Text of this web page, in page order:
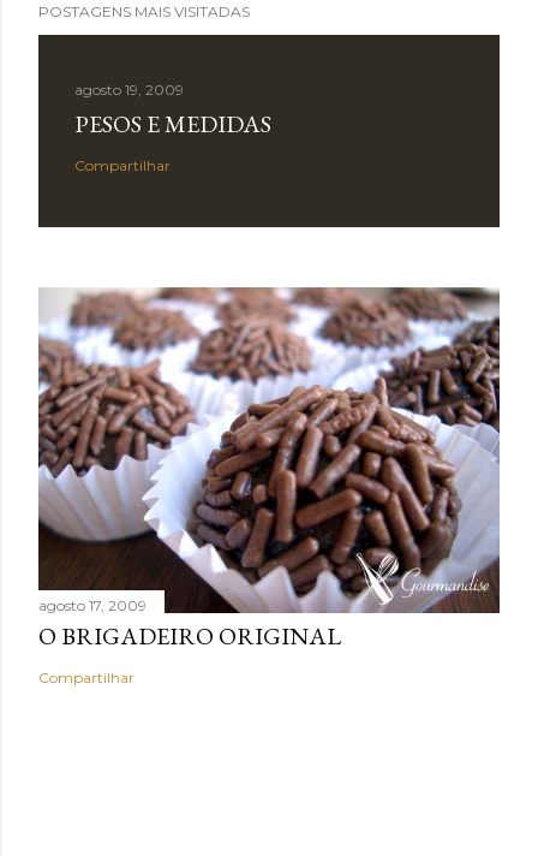
POSTAGENS MAIS VISITADAS
agosto 19, 2009
PESOS E MEDIDAS
Compartilhar
agosto 17, 2009
O BRIGADEIRO ORIGINAL
Compartilhar